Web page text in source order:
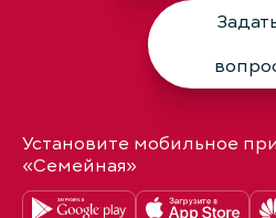
Установите мобильное
«Семейная»